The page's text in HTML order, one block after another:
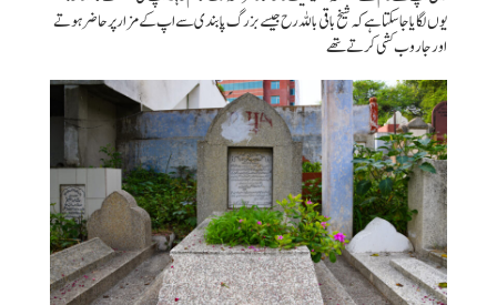
یوں لگایا جا سکتا ہے کہ شیخ باقی باللہ رح جیسے بزرگ پابندی سے اپ کے مزار پر حاضر ہوتے
اورجاروب کشی کرتے تھے